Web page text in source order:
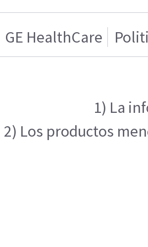
GE HealthCare
1) La
2) Los productos